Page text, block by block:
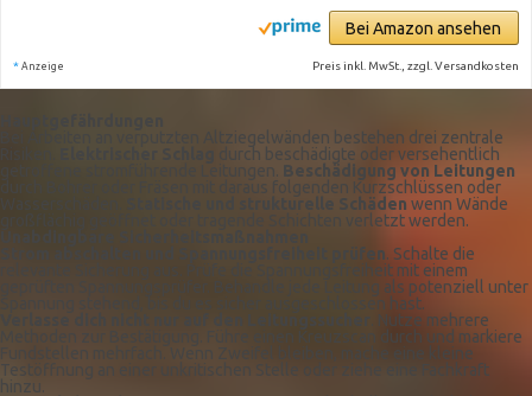
Bei Amazon ansehen
* Anzeige Preis inkl. MwSt., zzgl. Versandkosten
Bei Arbeiten an verputzten Altziegelwänden bestehen drei zentrale
durch beschädigte oder versehentlich
getroffene stromführende Leitungen. Beschädigung von Leitungen
durch Bohrer oder Fräsen mit daraus folgenden Kurzschlüssen oder
Statische und strukturelle Schäden wenn Wände
großflächig geöffnet oder tragende Schichten verletzt werden.
Strom abschalten und Spannungsfreiheit prüfen. Schalte die
relevante Sicherung aus. Prüfe die Spannungsfreiheit mit einem
geprüften Spannungsprüfer. Behandle jede Leitung als potenziell unter
Spannung stehend, bis du es sicher ausgeschlossen hast.
. Nutze mehrere
Methoden zur Bestätigung. Führe einen Kreuzscan durch und markiere
Fundstellen mehrfach. Wenn Zweifel bleiben, mache eine kleine
Testöffnung an einer unkritischen Stelle oder ziehe eine Fachkraft
hinzu.